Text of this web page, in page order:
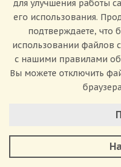
Наука
Аспирантам
СМИ
ул. Большая Санкт-
Приемная комиссия:
для улучшения работы
его использования.
подтверждаете,
использовании файлов
с нашими правилами
Вы можете отключить